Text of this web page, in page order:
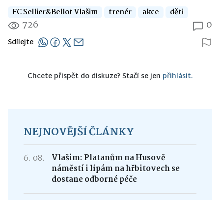
FC Sellier&Bellot Vlašim trenér akce děti
726 0
Sdílejte
Chcete přispět do diskuze? Stačí se jen přihlásit.
NEJNOVĚJŠÍ ČLÁNKY
6. 08.
Vlašim: Platanům na Husově
náměstí i lipám na hřbitovech se
dostane odborné péče